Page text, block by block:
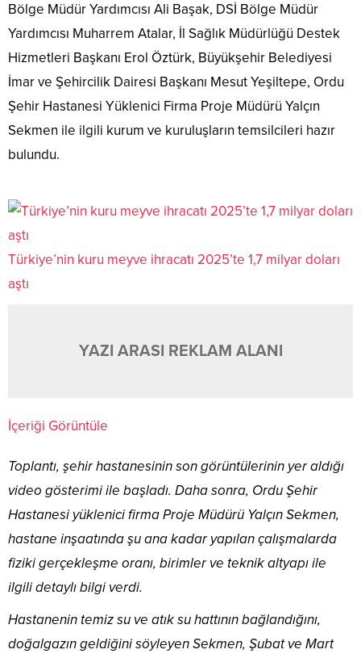
Bölge Müdür Yardımcısı Ali Başak, DSİ Bölge Müdür
Yardımcısı Muharrem Atalar, İl Sağlık Müdürlüğü Destek
Hizmetleri Başkanı Erol Öztürk, Büyükşehir Belediyesi
İmar ve Şehircilik Dairesi Başkanı Mesut Yeşiltepe, Ordu
Şehir Hastanesi Yüklenici Firma Proje Müdürü Yalçın
Sekmen ile ilgili kurum ve kuruluşların temsilcileri hazır
bulundu.
Türkiye’nin kuru meyve ihracatı 2025’te 1,7 milyar doları
aştı
YAZI ARASI REKLAM ALANI
İçeriği Görüntüle
Toplantı, şehir hastanesinin son görüntülerinin yer aldığı
video gösterimi ile başladı. Daha sonra, Ordu Şehir
Hastanesi yüklenici firma Proje Müdürü Yalçın Sekmen,
hastane inşaatında şu ana kadar yapılan çalışmalarda
fiziki gerçekleşme oranı, birimler ve teknik altyapı ile
ilgili detaylı bilgi verdi.
Hastanenin temiz su ve atık su hattının bağlandığını,
doğalgazın geldiğini söyleyen Sekmen, Şubat ve Mart